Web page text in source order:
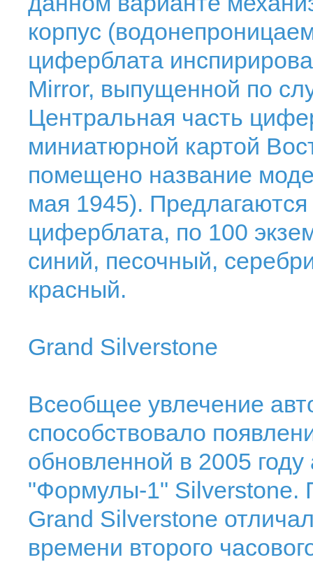
корпус
циферблата
Mirror, выпущенной по
Центральная часть
миниатюрной картой
помещено название
мая 1945).
циферблата, по 100
синий, песочный,
красный.
Grand Silverstone
Всеобщее увлечение
способствовало
обновленной в 2005 году
"Формулы-1" Silverstone.
Grand Silverstone
времени второго